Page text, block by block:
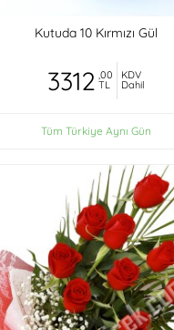
Kutuda 10 Kırmızı Gül
3312 ,00
TL
KDV
Dahil
Tüm Türkiye Aynı Gün